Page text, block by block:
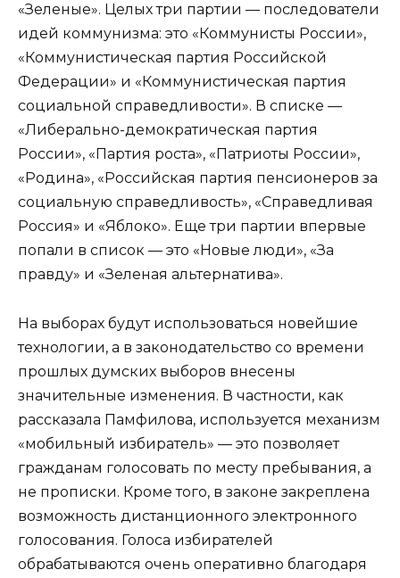
«Зеленые». Целых три партии — последователи
идей коммунизма: это «Коммунисты России»,
«Коммунистическая партия Российской
Федерации» и «Коммунистическая партия
социальной справедливости». В списке —
«Либерально-демократическая партия
России», «Партия роста», «Патриоты России»,
«Родина», «Российская партия пенсионеров за
социальную справедливость», «Справедливая
Россия» и «Яблоко». Еще три партии впервые
попали в список — это «Новые люди», «За
правду» и «Зеленая альтернатива».
На выборах будут использоваться новейшие
технологии, а в законодательство со времени
прошлых думских выборов внесены
значительные изменения. В частности, как
рассказала Памфилова, используется механизм
«мобильный избиратель» — это позволяет
гражданам голосовать по месту пребывания, а
не прописки. Кроме того, в законе закреплена
возможность дистанционного электронного
голосования. Голоса избирателей
обрабатываются очень оперативно благодаря